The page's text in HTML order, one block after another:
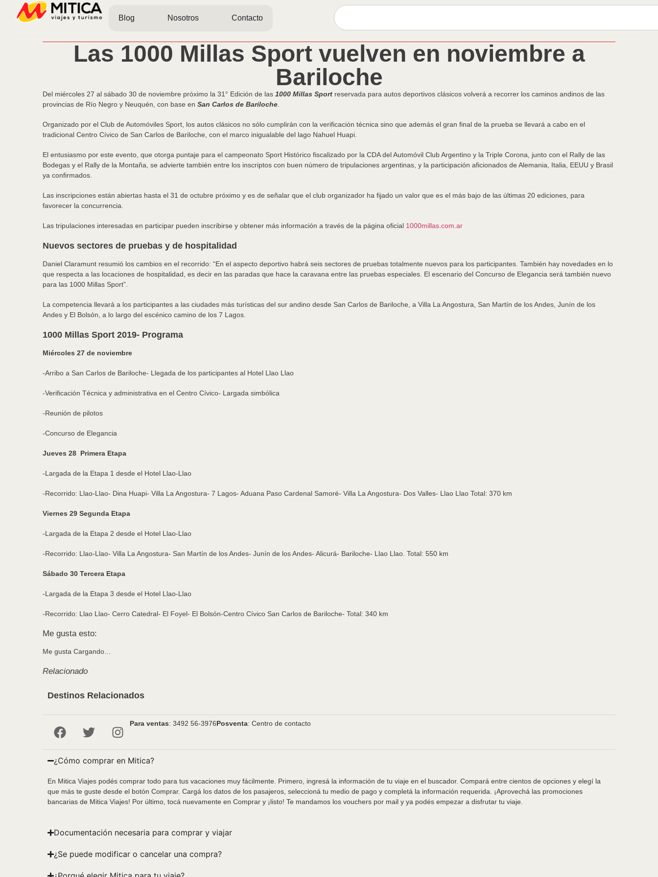
Blog Nosotros Contacto
Las 1000 Millas Sport vuelven en noviembre a
Bariloche
Del miércoles 27 al sábado 30 de noviembre próximo la 31° Edición de las 1000 Millas Sport reservada para autos deportivos clásicos volverá a recorrer los caminos andinos de las
provincias de Río Negro y Neuquén, con base en San Carlos de Bariloche
Organizado por el Club de Automóviles Sport, los autos clásicos no sólo cumplirán con la verificación técnica sino que además el gran final de la prueba se llevará a cabo en el
tradicional Centro Cívico de San Carlos de Bariloche, con el marco inigualable del lago Nahuel Huapi.
El entusiasmo por este evento, que otorga puntaje para el campeonato Sport Histórico fiscalizado por la CDA del Automóvil Club Argentino y la Triple Corona, junto con el Rally de las
Bodegas y el Rally de la Montaña, se advierte también entre los inscriptos con buen número de tripulaciones argentinas, y la participación aficionados de Alemania, Italia, EEUU y Brasil
ya confirmados.
Las inscripciones están abiertas hasta el 31 de octubre próximo y es de señalar que el club organizador ha fijado un valor que es el más bajo de las últimas 20 ediciones, para
favorecer la concurrencia.
Las tripulaciones interesadas en participar pueden inscribirse y obtener más información a través de la página oficial 1000millas.com.ar
Nuevos sectores de pruebas y de hospitalidad
Daniel Claramunt resumió los cambios en el recorrido: “En el aspecto deportivo habrá seis sectores de pruebas totalmente nuevos para los participantes. También hay novedades en lo
que respecta a las locaciones de hospitalidad, es decir en las paradas que hace la caravana entre las pruebas especiales. El escenario del Concurso de Elegancia será también nuevo
para las 1000 Millas Sport”.
La competencia llevará a los participantes a las ciudades más turísticas del sur andino desde San Carlos de Bariloche, a Villa La Angostura, San Martín de los Andes, Junín de los
Andes y El Bolsón, a lo largo del escénico camino de los 7 Lagos.
1000 Millas Sport 2019- Programa
Miércoles 27 de noviembre
-Arribo a San Carlos de Bariloche- Llegada de los participantes al Hotel Llao Llao
-Verificación Técnica y administrativa en el Centro Cívico- Largada simbólica
-Reunión de pilotos
-Concurso de Elegancia
Jueves 28 Primera Etapa
-Largada de la Etapa 1 desde el Hotel Llao-Llao
-Recorrido: Llao-Llao- Dina Huapi- Villa La Angostura- 7 Lagos- Aduana Paso Cardenal Samoré- Villa La Angostura- Dos Valles- Llao Llao Total: 370 km
Viernes 29 Segunda Etapa
-Largada de la Etapa 2 desde el Hotel Llao-Llao
-Recorrido: Llao-Llao- Villa La Angostura- San Martín de los Andes- Junín de los Andes- Alicurá- Bariloche- Llao Llao. Total: 550 km
Sábado 30 Tercera Etapa
-Largada de la Etapa 3 desde el Hotel Llao-Llao
-Recorrido: Llao Llao- Cerro Catedral- El Foyel- El Bolsón-Centro Cívico San Carlos de Bariloche- Total: 340 km
Me gusta esto:
Me gusta Cargando…
Relacionado
Destinos Relacionados
Para ventas: 3492 56-3976Posventa: Centro de contacto
¿Cómo comprar en Mitica?
En Mitica Viajes podés comprar todo para tus vacaciones muy fácilmente. Primero, ingresá la información de tu viaje en el buscador. Compará entre cientos de opciones y elegí la
que más te guste desde el botón Comprar. Cargá los datos de los pasajeros, seleccioná tu medio de pago y completá la información requerida. ¡Aprovechá las promociones
bancarias de Mitica Viajes! Por último, tocá nuevamente en Comprar y ¡listo! Te mandamos los vouchers por mail y ya podés empezar a disfrutar tu viaje.
Documentación necesaria para comprar y viajar
¿Se puede modificar o cancelar una compra?